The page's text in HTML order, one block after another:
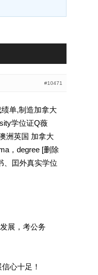
#10471
单,制造加拿大
学位证Q薇
洲英国 加拿大
，degree [删除
、囯外真实学位
展，考公务
心十足！